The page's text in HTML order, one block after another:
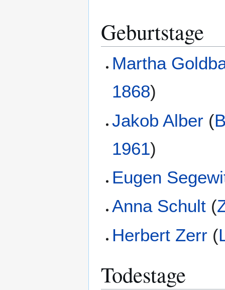
Geburtstage
Martha
1868)
Jakob Alber (
1961)
Eugen
Anna Schult (
Herbert Zerr (
Todestage